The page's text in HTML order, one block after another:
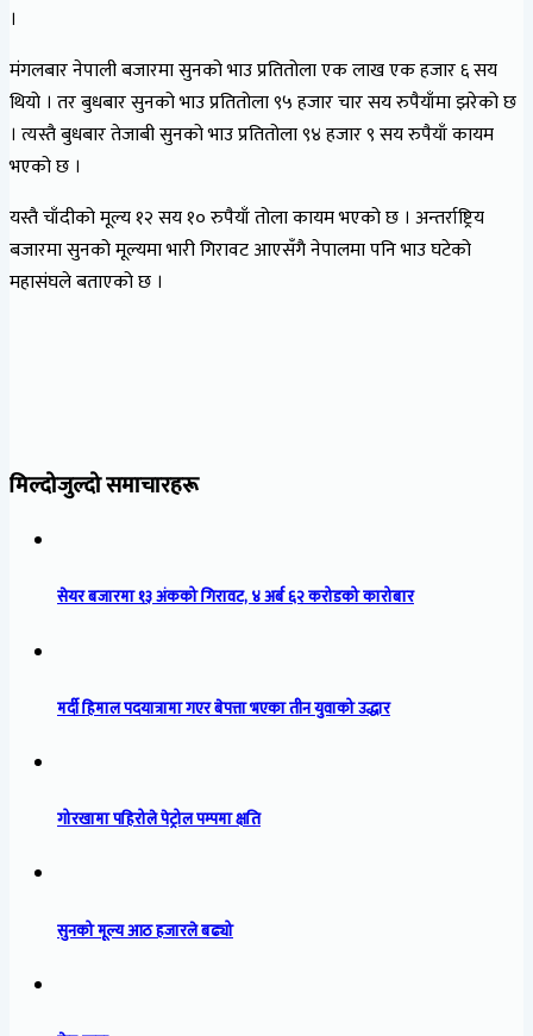
।
मंगलबार नेपाली बजारमा सुनको भाउ प्रतितोला एक लाख एक हजार ६ सय
थियो । तर बुधबार सुनको भाउ प्रतितोला ९५ हजार चार सय रुपैयाँमा झरेको छ
। त्यस्तै बुधबार तेजाबी सुनको भाउ प्रतितोला ९४ हजार ९ सय रुपैयाँ कायम
भएको छ ।
यस्तै चाँदीको मूल्य १२ सय १० रुपैयाँ तोला कायम भएको छ । अन्तर्राष्ट्रिय
बजारमा सुनको मूल्यमा भारी गिरावट आएसँगै नेपालमा पनि भाउ घटेको
महासंघले बताएको छ ।
मिल्दोजुल्दो समाचारहरू
सेयर बजारमा १३ अंकको गिरावट, ४ अर्ब ६२ करोडको कारोबार
मर्दी हिमाल पदयात्रामा गएर बेपत्ता भएका तीन युवाको उद्धार
गोरखामा पहिरोले पेट्रोल पम्पमा क्षति
सुनको मूल्य आठ हजारले बढ्यो